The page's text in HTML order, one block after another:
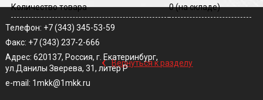
Количество товара 0(на складе)
‹ Вернуться к разделу
Телефон: +7 (343) 345-53-59
Факс: +7 (343) 237-2-666
Адрес: 620137, Россия, г. Екатеринбург,
ул.Данилы Зверева, 31, литер Р
e-mail: 1mkk@1mkk.ru